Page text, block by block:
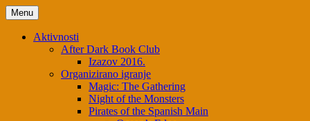
Skip
to
content
Menu
Aktivnosti
After Dark Book Club
Izazov 2016.
Organizirano igranje
Magic: The Gathering
Night of the Monsters
Pirates of the Spanish Main